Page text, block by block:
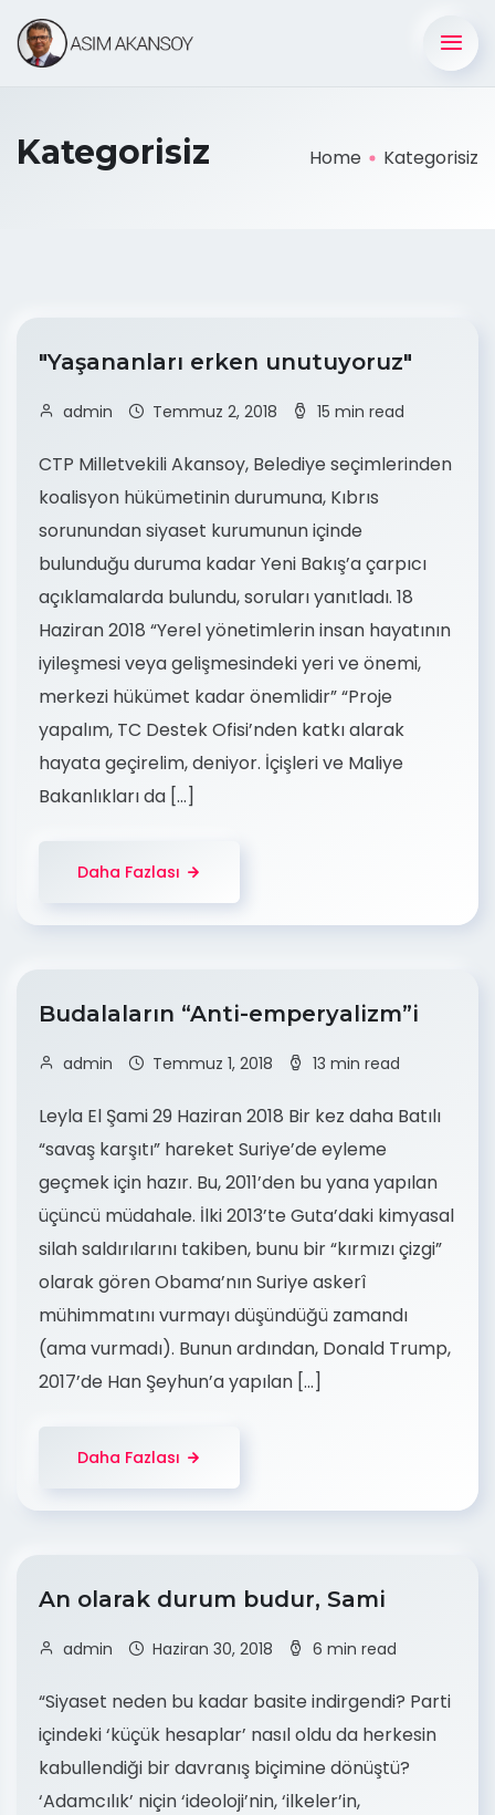
Kategorisiz Home Kategorisiz
"Yaşananları erken unutuyoruz"
admin Temmuz 2, 2018 15 min read
CTP Milletvekili Akansoy, Belediye seçimlerinden
koalisyon hükümetinin durumuna, Kıbrıs
sorunundan siyaset kurumunun içinde
bulunduğu duruma kadar Yeni Bakış’a çarpıcı
açıklamalarda bulundu, soruları yanıtladı. 18
Haziran 2018 “Yerel yönetimlerin insan hayatının
iyileşmesi veya gelişmesindeki yeri ve önemi,
merkezi hükümet kadar önemlidir” “Proje
yapalım, TC Destek Ofisi’nden katkı alarak
hayata geçirelim, deniyor. İçişleri ve Maliye
Bakanlıkları da […]
Daha Fazlası
Budalaların “Anti-emperyalizm”i
admin Temmuz 1, 2018 13 min read
Leyla El Şami 29 Haziran 2018 Bir kez daha Batılı
“savaş karşıtı” hareket Suriye’de eyleme
geçmek için hazır. Bu, 2011’den bu yana yapılan
üçüncü müdahale. İlki 2013’te Guta’daki kimyasal
silah saldırılarını takiben, bunu bir “kırmızı çizgi”
olarak gören Obama’nın Suriye askerî
mühimmatını vurmayı düşündüğü zamandı
(ama vurmadı). Bunun ardından, Donald Trump,
2017’de Han Şeyhun’a yapılan […]
Daha Fazlası
An olarak durum budur, Sami
admin Haziran 30, 2018 6 min read
“Siyaset neden bu kadar basite indirgendi? Parti
içindeki ‘küçük hesaplar’ nasıl oldu da herkesin
kabullendiği bir davranış biçimine dönüştü?
‘Adamcılık’ niçin ‘ideoloji’nin, ‘ilkeler’in,